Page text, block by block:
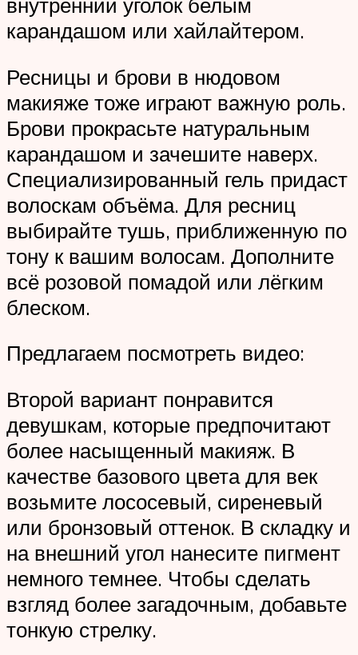
карандашом или хайлайтером.
Ресницы и брови в нюдовом
макияже тоже играют важную роль.
Брови прокрасьте натуральным
карандашом и зачешите наверх.
Специализированный гель придаст
волоскам объёма. Для ресниц
выбирайте тушь, приближенную по
тону к вашим волосам. Дополните
всё розовой помадой или лёгким
блеском.
Предлагаем посмотреть видео:
Второй вариант понравится
девушкам, которые предпочитают
более насыщенный макияж. В
качестве базового цвета для век
возьмите лососевый, сиреневый
или бронзовый оттенок. В складку и
на внешний угол нанесите пигмент
немного темнее. Чтобы сделать
взгляд более загадочным, добавьте
тонкую стрелку.